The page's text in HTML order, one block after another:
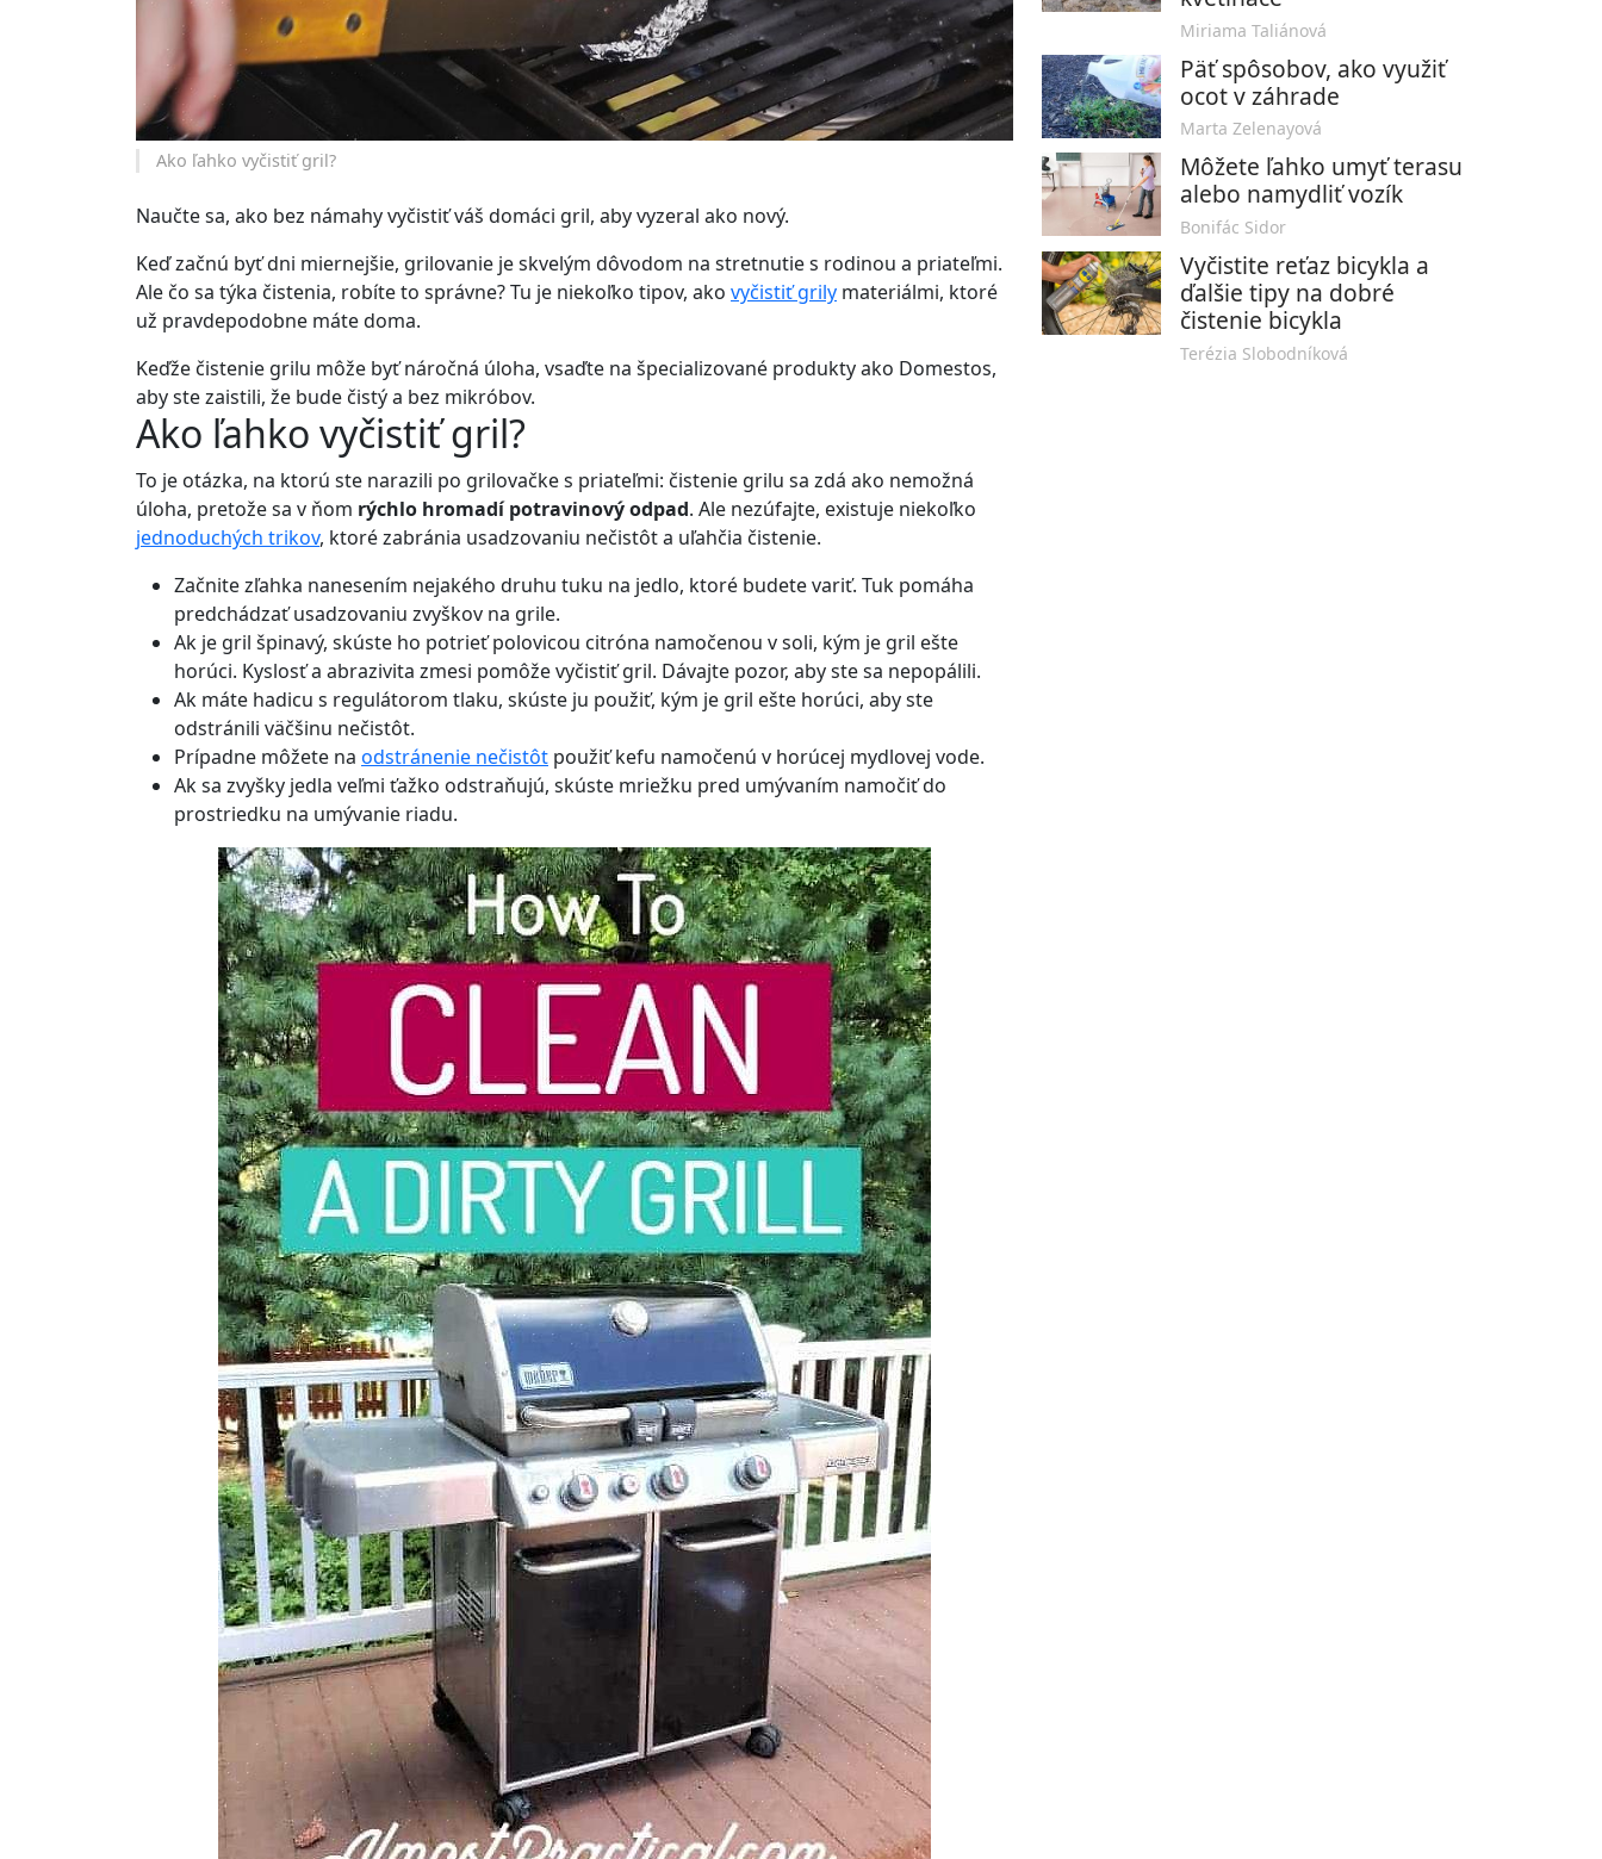
Ako ľahko vyčistiť gril?
Naučte sa, ako bez námahy vyčistiť váš domáci gril, aby vyzeral ako nový.
Keď začnú byť dni miernejšie, grilovanie je skvelým dôvodom na stretnutie s rodinou a priateľmi.
Ale čo sa týka čistenia, robíte to správne? Tu je niekoľko tipov, ako vyčistiť grily materiálmi, ktoré
už pravdepodobne máte doma.
Keďže čistenie grilu môže byť náročná úloha, vsaďte na špecializované produkty ako Domestos,
aby ste zaistili, že bude čistý a bez mikróbov.
Ako ľahko vyčistiť gril?
To je otázka, na ktorú ste narazili po grilovačke s priateľmi: čistenie grilu sa zdá ako nemožná
úloha, pretože sa v ňom rýchlo hromadí potravinový odpad. Ale nezúfajte, existuje niekoľko
jednoduchých trikov, ktoré zabránia usadzovaniu nečistôt a uľahčia čistenie.
Začnite zľahka nanesením nejakého druhu tuku na jedlo, ktoré budete variť. Tuk pomáha
predchádzať usadzovaniu zvyškov na grile.
Ak je gril špinavý, skúste ho potrieť polovicou citróna namočenou v soli, kým je gril ešte
horúci. Kyslosť a abrazivita zmesi pomôže vyčistiť gril. Dávajte pozor, aby ste sa nepopálili.
Ak máte hadicu s regulátorom tlaku, skúste ju použiť, kým je gril ešte horúci, aby ste
odstránili väčšinu nečistôt.
Prípadne môžete na odstránenie nečistôt použiť kefu namočenú v horúcej mydlovej vode.
Ak sa zvyšky jedla veľmi ťažko odstraňujú, skúste mriežku pred umývaním namočiť do
prostriedku na umývanie riadu.
Miriama Taliánová
Päť spôsobov, ako využiť
ocot v záhrade
Marta Zelenayová
Môžete ľahko umyť terasu
alebo namydliť vozík
Bonifác Sidor
Vyčistite reťaz bicykla a
ďalšie tipy na dobré
čistenie bicykla
Terézia Slobodníková